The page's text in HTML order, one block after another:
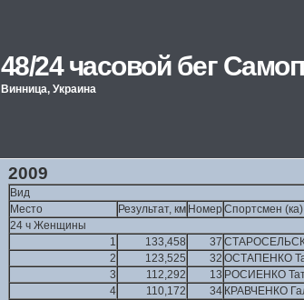
48/24 часовой бег
Винница, Украина
2009
Вид
Место
Результат, км НомерСпортсмен (ка)
24 ч Женщины
1
133,458 37
2
123,525 32 ОСТАПЕНКО
3
112,292 13 РОСИЕНКО
4
110,172 34 КРАВЧЕНКО